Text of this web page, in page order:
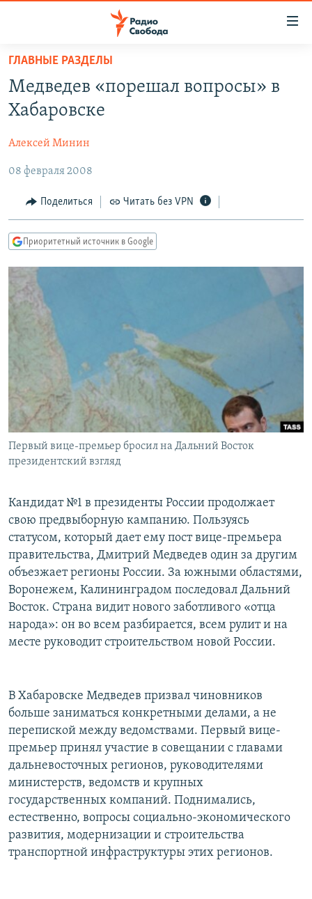
упрощенного
доступа
Вернуться
основному
Вернутся
главной
навигации
Вернутся
поиску
ПОДКАСТЫ
АВТОРСКИЕ ПРОЕКТЫ
ЦИТАТЫ СВОБОДЫ
МНЕНИЯ
КУЛЬТУРА
IDEL.РЕАЛИИ
КАВКАЗ.РЕАЛИИ
СЕВЕР.РЕАЛИИ
СИБИРЬ.РЕАЛИИ
РАСПИСАНИЕ ВЕЩАНИЯ
ПОДПИШИТЕСЬ НА РАССЫЛКУ
СОЦИАЛЬНЫЕ СЕТИ
ГЛАВНЫЕ РАЗДЕЛЫ
Медведев «порешал вопросы» в
Хабаровске
Алексей Минин
08 февраля 2008
Поделиться Читать без VPN
Приоритетный источник в Google
Первый вице-премьер бросил на Дальний Восток
президентский взгляд
Кандидат №1 в президенты России продолжает
свою предвыборную кампанию. Пользуясь
статусом, который дает ему пост вице-премьера
правительства, Дмитрий Медведев один за другим
объезжает регионы России. За южными областями,
Воронежем, Калининградом последовал Дальний
Восток. Страна видит нового заботливого «отца
народа»: он во всем разбирается, всем рулит и на
месте руководит строительством новой России.
В Хабаровске Медведев призвал чиновников
больше заниматься конкретными делами, а не
перепиской между ведомствами. Первый вице-
премьер принял участие в совещании с главами
дальневосточных регионов, руководителями
министерств, ведомств и крупных
государственных компаний. Поднимались,
естественно, вопросы социально-экономического
развития, модернизации и строительства
транспортной инфраструктуры этих регионов.